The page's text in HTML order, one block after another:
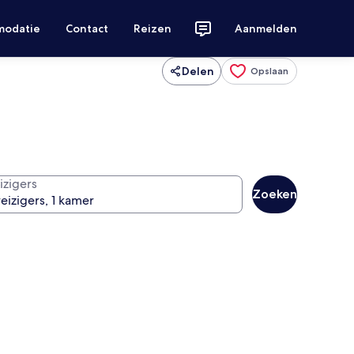
Contact Reizen Aanmelden
Delen Opslaan
Zoeken